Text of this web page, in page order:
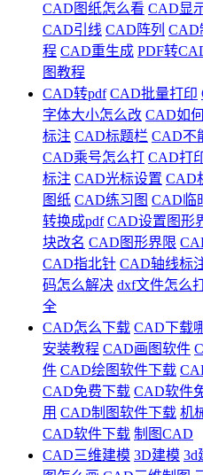
CAD图纸怎么看 CAD显
CAD引线 CAD阵列 CAD
程 CAD重生成 PDF转
图教程
CAD转pdf CAD批量打印
字体大小怎么改 CAD如
标注 CAD标题栏 CAD不
CAD乘号怎么打 CAD打
标注 CAD光标设置 CAD
图纸 CAD练习图 CAD临
转换成pdf CAD设置图形
块改名 CAD图形界限
CAD指北针 CAD轴线标
码怎么解决 dxf文件怎么
全
CAD怎么下载 CAD下载
安装教程 CAD画图软件
件 CAD绘图软件下载
CAD免费下载 CAD软件
用 CAD制图软件下载 机
CAD软件下载 制图CAD
CAD三维建模 3D建模 3d